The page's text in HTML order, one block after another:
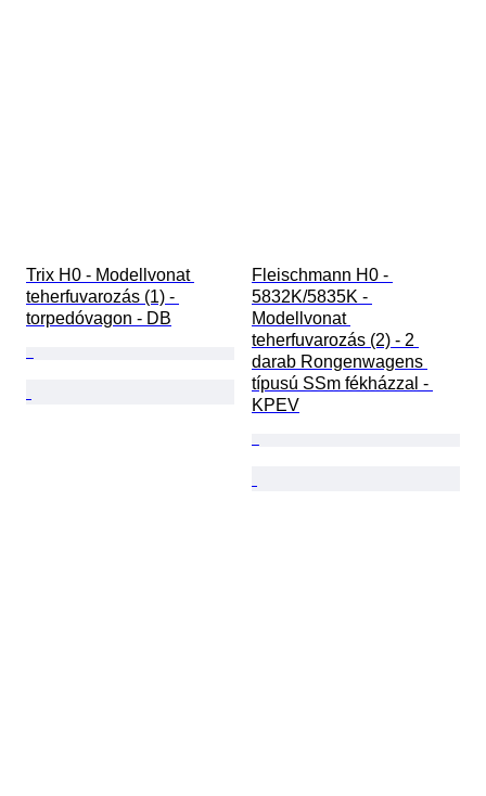
Trix H0 - Modellvonat
teherfuvarozás (1) -
torpedóvagon - DB
Fleischmann H0 -
5832K/5835K -
Modellvonat
teherfuvarozás (2) - 2
darab Rongenwagens
típusú SSm fékházzal -
KPEV